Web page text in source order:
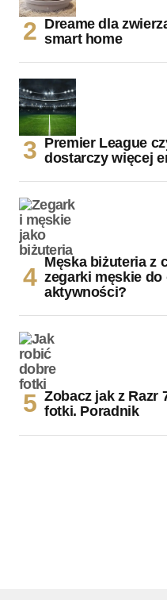
Dreame dla
smart home
Premier League
dostarczy więcej
Męska biżuteria z
zegarki męskie
aktywności?
Zobacz jak z Razr
fotki. Poradnik